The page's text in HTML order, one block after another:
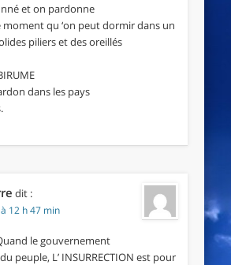
et on pardonne
moment qu ‘on peut dormir dans un
piliers et des oreillés
dans les pays
dit :
12 h 47 min
le gouvernement
peuple, L’ INSURRECTION est pour